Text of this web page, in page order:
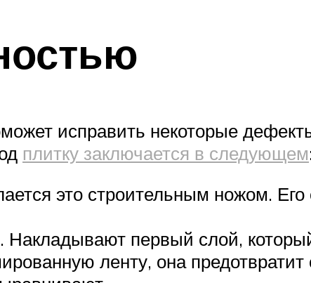
исправить некоторые
плитку заключается в следующем
это строительным ножом. Его
первый слой,
ленту, она